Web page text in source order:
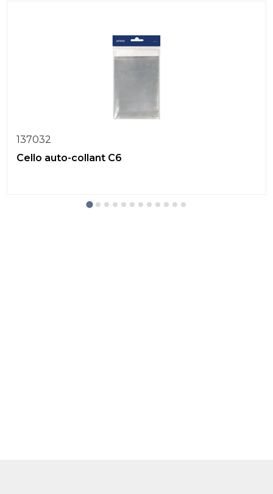
137032
Cello auto-collant C6